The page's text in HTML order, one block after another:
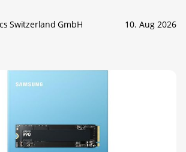
Switzerland GmbH 10. Aug 2026